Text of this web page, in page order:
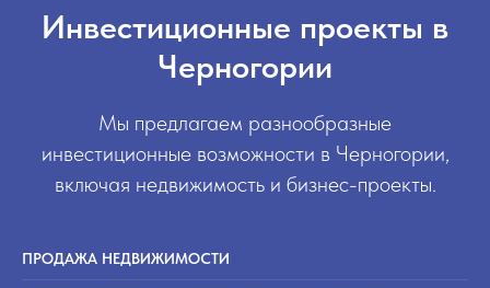
Инвестиционные проекты в
Черногории
Мы предлагаем разнообразные
инвестиционные возможности в Черногории,
включая недвижимость и бизнес-проекты.
ПРОДАЖА НЕДВИЖИМОСТИ